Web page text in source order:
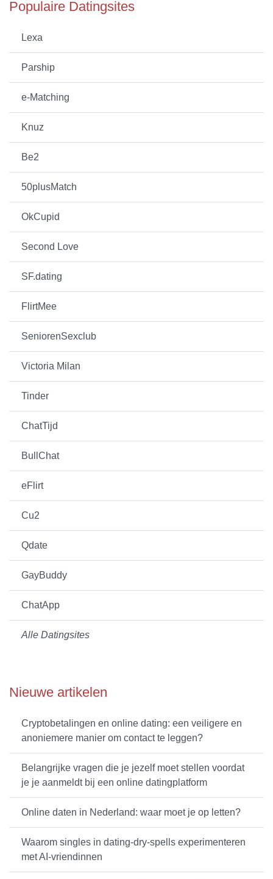
Populaire Datingsites
Lexa
Parship
e-Matching
Knuz
Be2
50plusMatch
OkCupid
Second Love
SF.dating
FlirtMee
SeniorenSexclub
Victoria Milan
Tinder
ChatTijd
BullChat
eFlirt
Cu2
Qdate
GayBuddy
ChatApp
Alle Datingsites
Nieuwe artikelen
Cryptobetalingen en online dating: een veiligere en
anoniemere manier om contact te leggen?
Belangrijke vragen die je jezelf moet stellen voordat
je je aanmeldt bij een online datingplatform
Online daten in Nederland: waar moet je op letten?
Waarom singles in dating-dry-spells experimenteren
met AI-vriendinnen